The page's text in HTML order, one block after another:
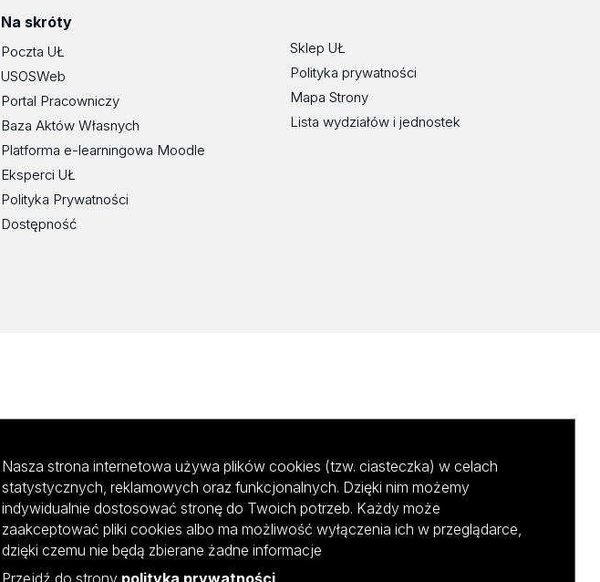
Na skróty
Poczta UŁ
USOSWeb
Portal Pracowniczy
Baza Aktów Własnych
Platforma e-learningowa Moodle
Eksperci UŁ
Polityka Prywatności
Dostępność
Sklep UŁ
Polityka prywatności
Mapa Strony
Lista wydziałów i jednostek
Nasza strona internetowa używa plików cookies (tzw. ciasteczka) w celach
statystycznych, reklamowych oraz funkcjonalnych. Dzięki nim możemy
indywidualnie dostosować stronę do Twoich potrzeb. Każdy może
zaakceptować pliki cookies albo ma możliwość wyłączenia ich w przeglądarce,
dzięki czemu nie będą zbierane żadne informacje